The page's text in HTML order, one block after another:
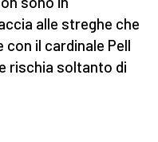
alle streghe che
con il cardinale Pell
rischia soltanto di